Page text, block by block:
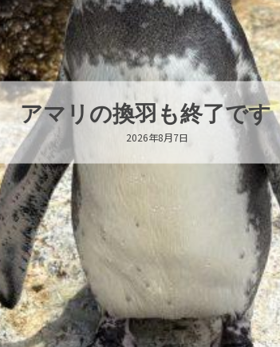
トビウオ幼魚展示中！
2026年8月6日